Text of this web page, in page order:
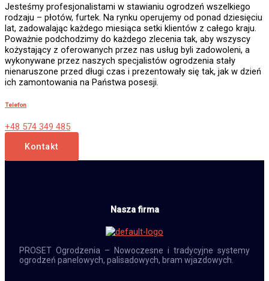
Jesteśmy profesjonalistami w stawianiu ogrodzeń wszelkiego
rodzaju – płotów, furtek. Na rynku operujemy od ponad dziesięciu
lat, zadowalając każdego miesiąca setki klientów z całego kraju.
Poważnie podchodzimy do każdego zlecenia tak, aby wszyscy
kożystający z oferowanych przez nas usług byli zadowoleni, a
wykonywane przez naszych specjalistów ogrodzenia stały
nienaruszone przed długi czas i prezentowały się tak, jak w dzień
ich zamontowania na Państwa posesji.
Telefon
+48 574 349 485
Kontakt
Nasza firma
PROSET Ogrodzenia – Nowoczesne i tradycyjne systemy
ogrodzeń panelowych, palisadowych, bram wjazdowych.